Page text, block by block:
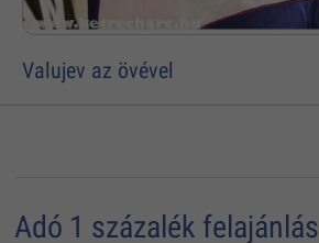
Valujev az övével
Adó 1 százalék felajánlás